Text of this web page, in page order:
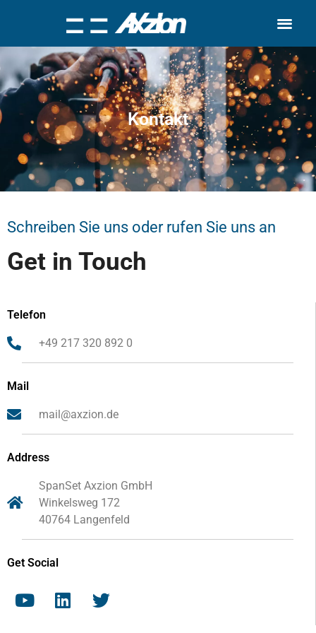
Kontakt
Schreiben Sie uns oder rufen Sie uns an
Get in Touch
Telefon
+49 217 320 892 0
Mail
mail@axzion.de
Address
SpanSet Axzion GmbH
Winkelsweg 172
40764 Langenfeld
Get Social